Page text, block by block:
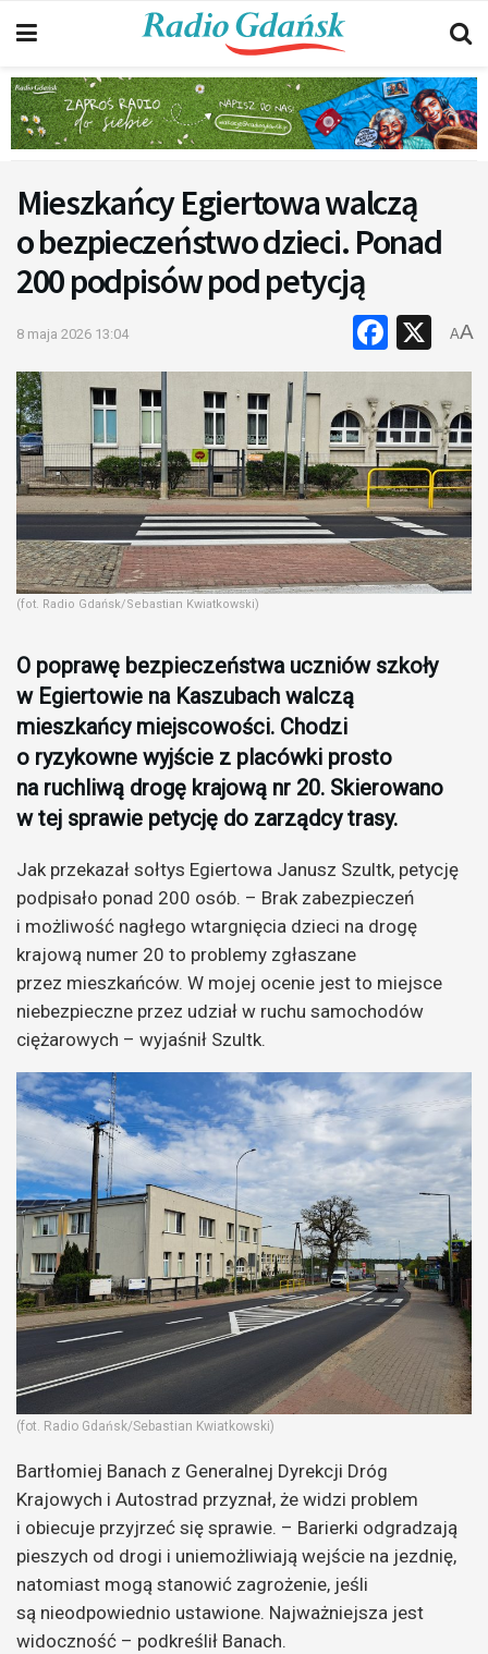
Mieszkańcy Egiertowa walczą
o bezpieczeństwo dzieci. Ponad
200 podpisów pod petycją
8 maja 2026 13:04 X
AA
(fot. Radio Gdańsk/Sebastian Kwiatkowski)
O poprawę bezpieczeństwa uczniów szkoły
w Egiertowie na Kaszubach walczą
mieszkańcy miejscowości. Chodzi
o ryzykowne wyjście z placówki prosto
na ruchliwą drogę krajową nr 20. Skierowano
w tej sprawie petycję do zarządcy trasy.
Jak przekazał sołtys Egiertowa Janusz Szultk, petycję
podpisało ponad 200 osób. – Brak zabezpieczeń
i możliwość nagłego wtargnięcia dzieci na drogę
krajową numer 20 to problemy zgłaszane
przez mieszkańców. W mojej ocenie jest to miejsce
niebezpieczne przez udział w ruchu samochodów
ciężarowych – wyjaśnił Szultk.
(fot. Radio Gdańsk/Sebastian Kwiatkowski)
Bartłomiej Banach z Generalnej Dyrekcji Dróg
Krajowych i Autostrad przyznał, że widzi problem
i obiecuje przyjrzeć się sprawie. – Barierki odgradzają
pieszych od drogi i uniemożliwiają wejście na jezdnię,
natomiast mogą stanowić zagrożenie, jeśli
są nieodpowiednio ustawione. Najważniejsza jest
widoczność – podkreślił Banach.